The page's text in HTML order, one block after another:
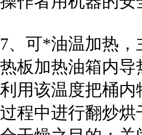
7、可*油温加热，
热板加热油箱内导
利用该温度把桶内
过程中进行翻炒烘